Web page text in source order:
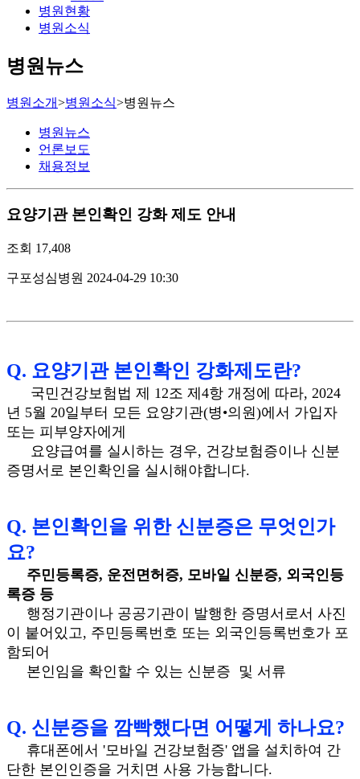
병원현황
병원소식
병원뉴스
병원소개>병원소식>병원뉴스
병원뉴스
언론보도
채용정보
요양기관 본인확인 강화 제도 안내
조회 17,408
구포성심병원 2024-04-29 10:30
Q. 요양기관 본인확인 강화제도란?
국민건강보험법 제 12조 제4항 개정에 따라, 2024
년 5월 20일부터 모든 요양기관(병•의원)에서 가입자
또는 피부양자에게
요양급여를 실시하는 경우, 건강보험증이나 신분
증명서로 본인확인을 실시해야합니다.
Q. 본인확인을 위한 신분증은 무엇인가
요?
주민등록증, 운전면허증, 모바일 신분증, 외국인등
록증 등
행정기관이나 공공기관이 발행한 증명서로서 사진
이 붙어있고, 주민등록번호 또는 외국인등록번호가 포
함되어
본인임을 확인할 수 있는 신분증 및 서류
Q. 신분증을 깜빡했다면 어떻게 하나요?
휴대폰에서 '모바일 건강보험증' 앱을 설치하여 간
단한 본인인증을 거치면 사용 가능합니다.